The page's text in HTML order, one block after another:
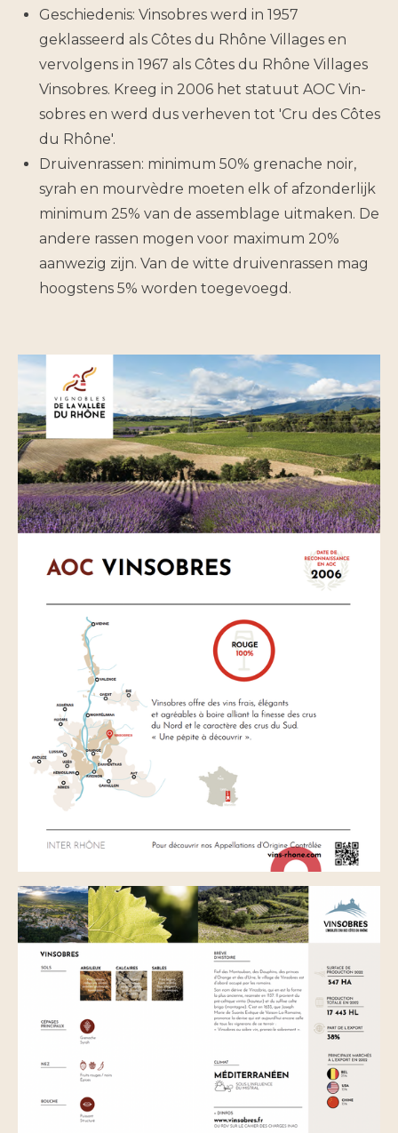
Geschiedenis: Vinsobres werd in 1957
geklasseerd als Côtes du Rhône Villages en
vervolgens in 1967 als Côtes du Rhône Villages
Vinso­bres. Kreeg in 2006 het statuut AOC Vin­
sobres en werd dus verheven tot 'Cru des Côtes
du Rhône'.
Druivenrassen: minimum 50% grenache noir,
syrah en mourvèdre moeten elk of afzonderlijk
mi­nimum 25% van de assemblage uitmaken. De
andere rassen mogen voor maximum 20%
aanwezig zijn. Van de witte druiven­rassen mag
hoogstens 5% worden toege­voegd.